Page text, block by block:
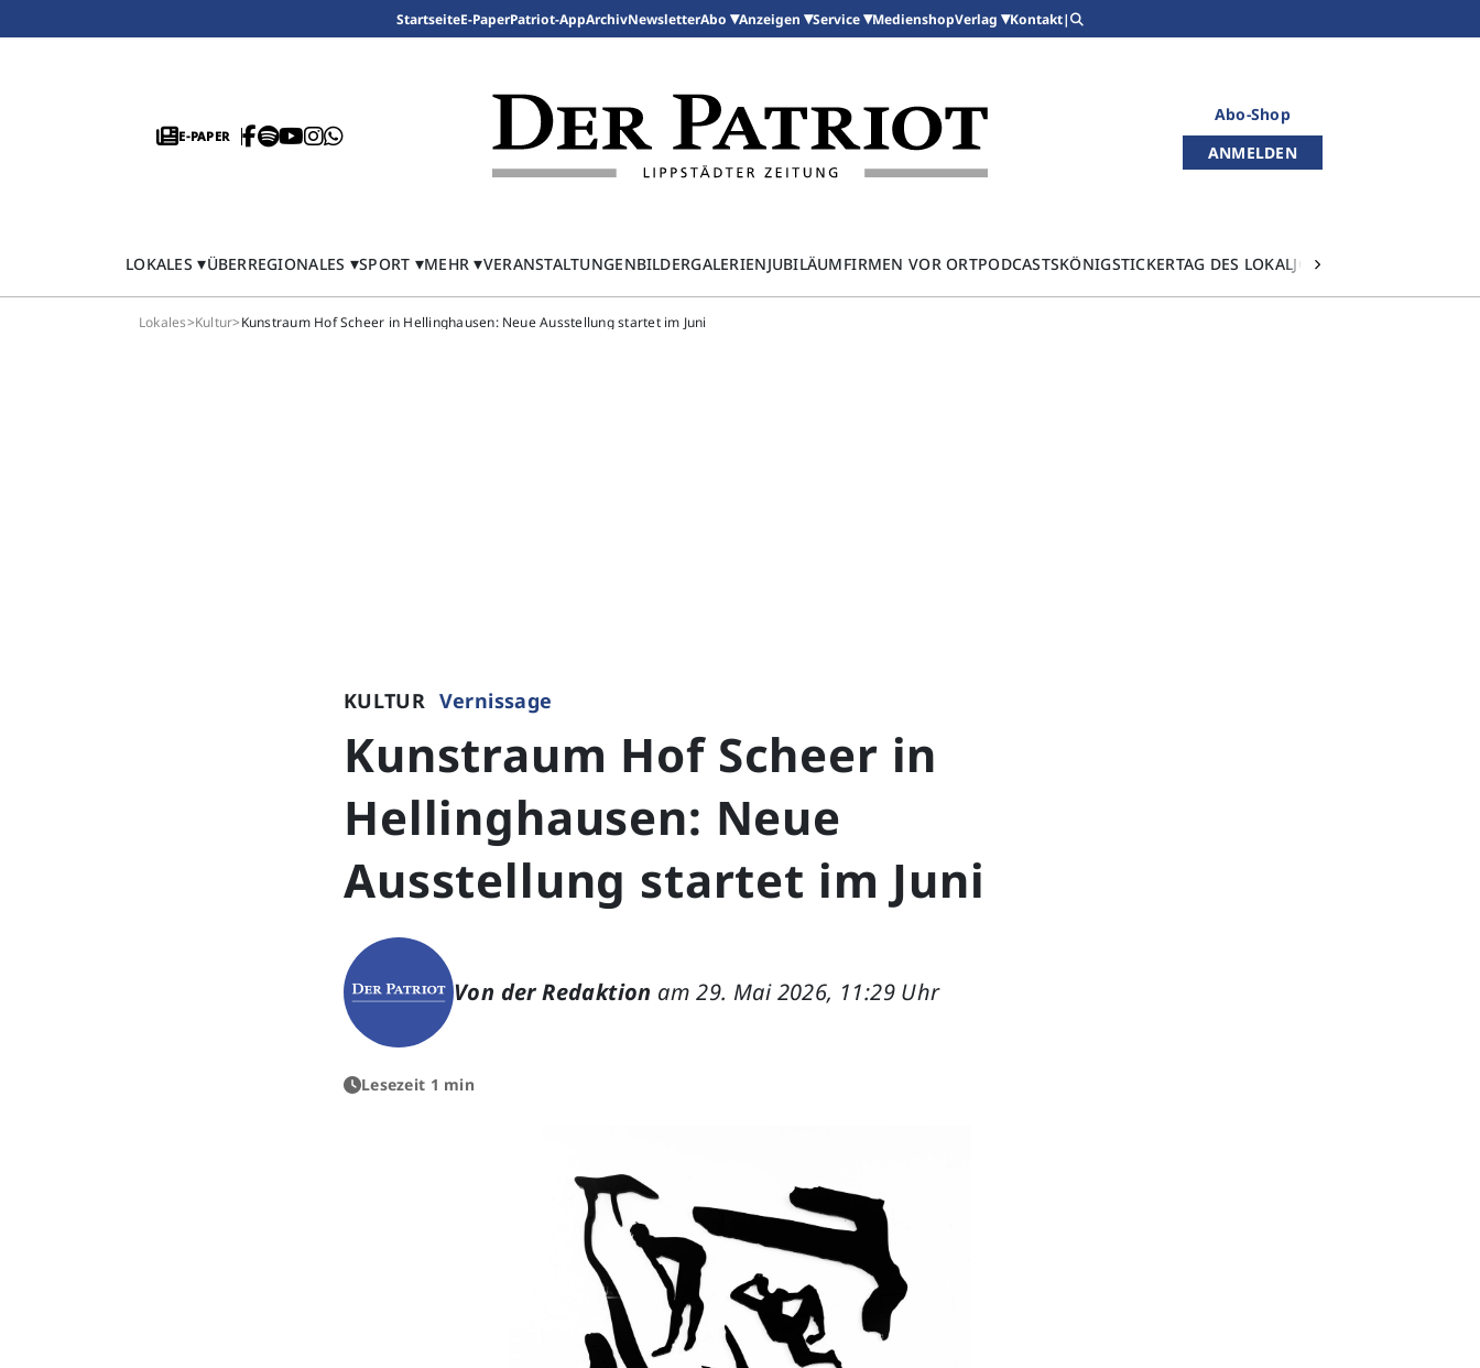
StartseiteE-PaperPatriot-AppArchivNewsletterAbo Anzeigen Service MedienshopVerlag Kontakt|
E-PAPER
Abo-Shop
ANMELDEN
LOKALES ÜBERREGIONALES SPORT MEHR VERANSTALTUNGENBILDERGALERIENJUBILÄUMFIRMEN VOR ORTPODCASTSKÖNIGSTICKERTAG DES LOKALJOURNALISMUS
Lokales>Kultur>Kunstraum Hof Scheer in Hellinghausen: Neue Ausstellung startet im Juni
KULTUR Vernissage
Kunstraum Hof Scheer in
Hellinghausen: Neue
Ausstellung startet im Juni
Von der Redaktion am 29. Mai 2026, 11:29 Uhr
Lesezeit 1 min